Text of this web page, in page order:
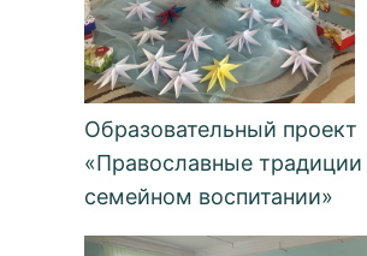
Образовательный проект
«Православные традиции
семейном воспитании»